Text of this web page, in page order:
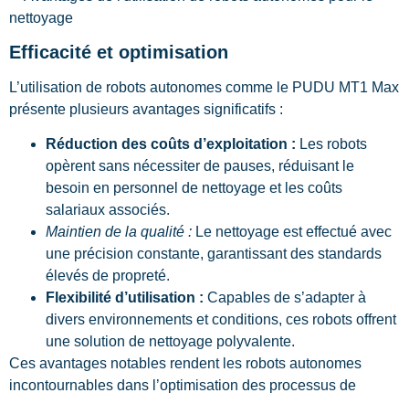
Efficacité et optimisation
L’utilisation de robots autonomes comme le PUDU MT1 Max
présente plusieurs avantages significatifs :
Réduction des coûts d’exploitation : Les robots
opèrent sans nécessiter de pauses, réduisant le
besoin en personnel de nettoyage et les coûts
salariaux associés.
Maintien de la qualité : Le nettoyage est effectué avec
une précision constante, garantissant des standards
élevés de propreté.
Flexibilité d’utilisation : Capables de s’adapter à
divers environnements et conditions, ces robots offrent
une solution de nettoyage polyvalente.
Ces avantages notables rendent les robots autonomes
incontournables dans l’optimisation des processus de